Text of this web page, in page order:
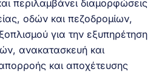
περιλαμβάνει διαμορφώσεις
οδών και πεζοδρομίων,
για την εξυπηρέτηση
ανακατασκευή και
και αποχέτευσης